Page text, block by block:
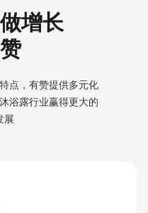
增长
点，有赞提供多元化
浴露行业赢得更大的
展